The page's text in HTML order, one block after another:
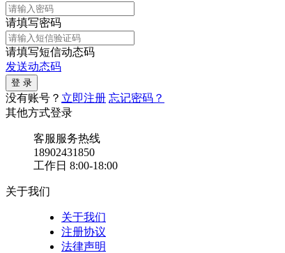
请填写密码
请填写短信动态码
发送动态码
没有账号？ 立即注册 忘记密码？
其他方式登录
客服服务热线
18902431850
工作日 8:00-18:00
关于我们
关于我们
注册协议
法律声明